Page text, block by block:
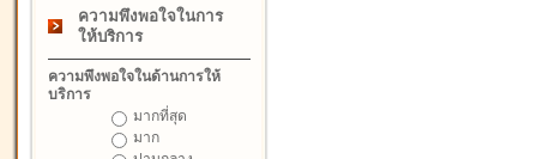
ความพึงพอใจในการ
ให้บริการ
ความพึงพอใจในด้านการให้
บริการ
มากที่สุด
มาก